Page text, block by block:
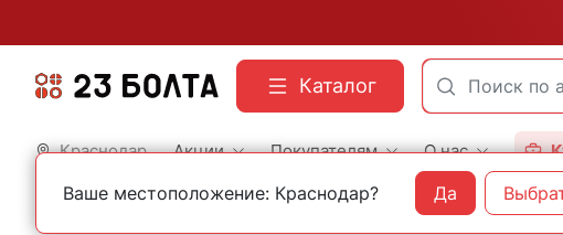
Каталог
Краснодар Акции Покупателям О нас
Главная Контакты Вичуга
Ваше местоположение: Краснодар? Да